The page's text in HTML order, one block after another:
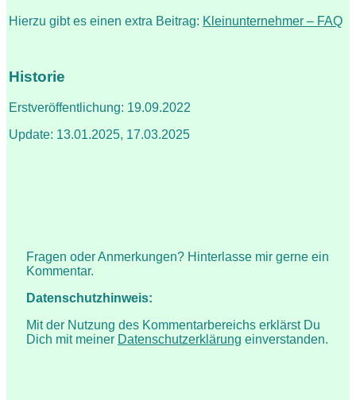
Hierzu gibt es einen extra Beitrag: Kleinunternehmer – FAQ
Historie
Erstveröffentlichung: 19.09.2022
Update: 13.01.2025, 17.03.2025
Fragen oder Anmerkungen? Hinterlasse mir gerne ein
Kommentar.
Datenschutzhinweis:
Mit der Nutzung des Kommentarbereichs erklärst Du
Dich mit meiner Datenschutzerklärung einverstanden.